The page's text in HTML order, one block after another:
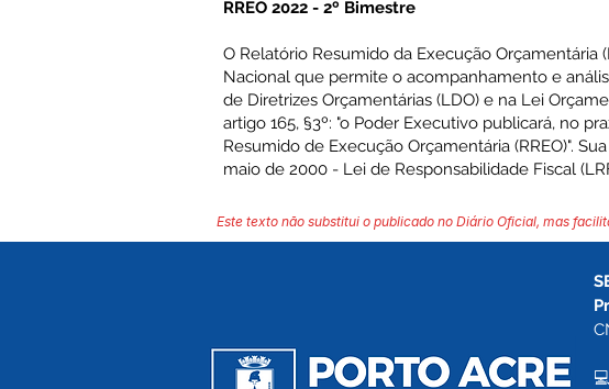
RREO 2022 - 2º Bimestre
O Relatório Resumido da Execução
Nacional que permite o acompanhamento e
de Diretrizes Orçamentárias (LDO) e na Lei
artigo 165, §3º: "o Poder Executivo publicará, no
Resumido de Execução Orçamentária (RREO)".
maio de 2000 - Lei de Responsabilidade Fiscal
Este texto não substitui o publicado no Diário Oficial, mas